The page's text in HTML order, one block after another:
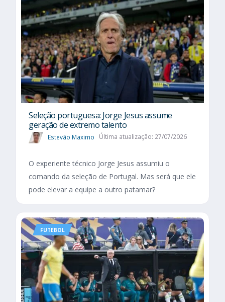
Seleção portuguesa: Jorge Jesus assume
geração de extremo talento
Estevão Maximo Última atualização: 27/07/2026
O experiente técnico Jorge Jesus assumiu o
comando da seleção de Portugal. Mas será que ele
pode elevar a equipe a outro patamar?
FUTEBOL